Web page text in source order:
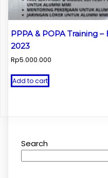
PPPA & POPA Training
2023
Rp5.000.000
Add to cart
Search